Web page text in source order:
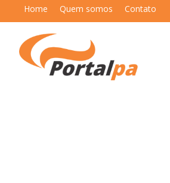
Home Quem somos Contato